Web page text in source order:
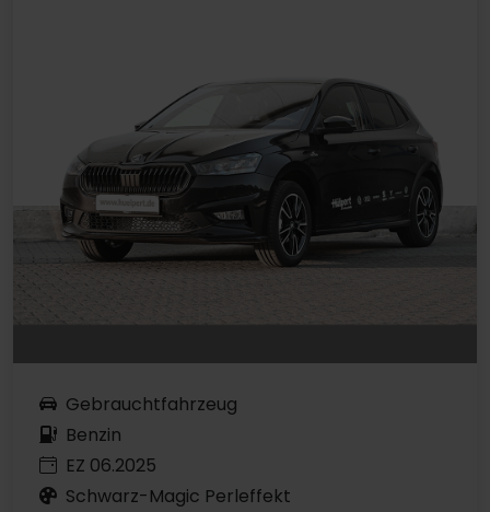
Gebrauchtfahrzeug
Benzin
EZ 06.2025
Schwarz-Magic Perleffekt